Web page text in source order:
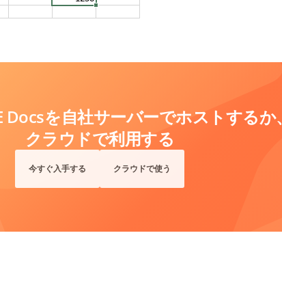
Docsを自社サーバーでホストするか、
クラウドで利用する
今すぐ入手する クラウドで使う